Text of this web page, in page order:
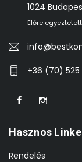
1024
Előre
+36 (70) 525
Hasznos
Rendelés